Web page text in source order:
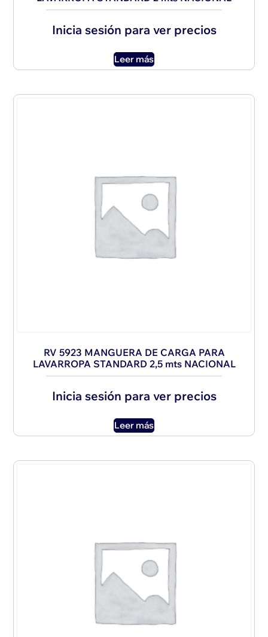
Inicia sesión para ver precios
Leer más
RV 5923 MANGUERA DE CARGA PARA
LAVARROPA STANDARD 2,5 mts NACIONAL
Inicia sesión para ver precios
Leer más